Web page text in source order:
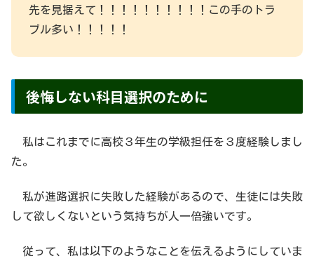
先を見据えて！！！！！！！！！！この手のトラ
ブル多い！！！！！
後悔しない科目選択のために
私はこれまでに高校３年生の学級担任を３度経験しまし
た。
私が進路選択に失敗した経験があるので、生徒には失敗
して欲しくないという気持ちが人一倍強いです。
従って、私は以下のようなことを伝えるようにしていま